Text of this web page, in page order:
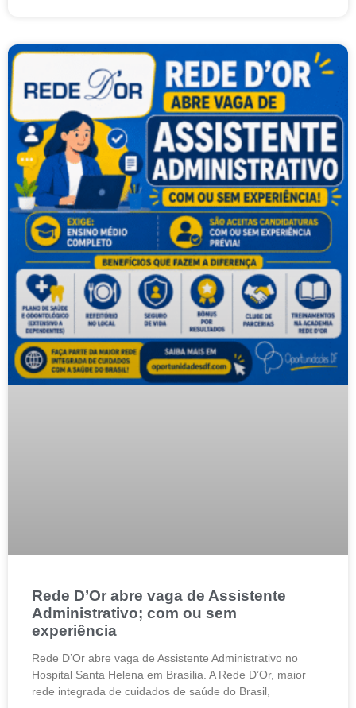
Rede D’Or abre vaga de Assistente
Administrativo; com ou sem
experiência
Rede D’Or abre vaga de Assistente Administrativo no
Hospital Santa Helena em Brasília. A Rede D’Or, maior
rede integrada de cuidados de saúde do Brasil,